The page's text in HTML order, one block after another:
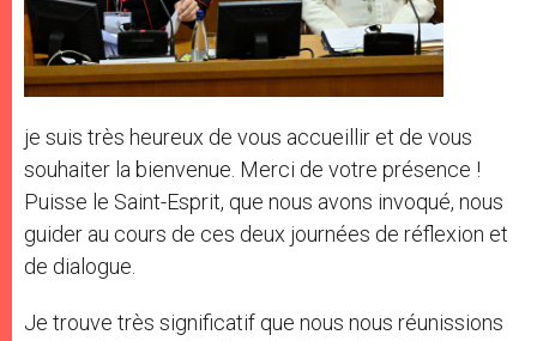
je suis très heureux de vous accueillir et de vous
souhaiter la bienvenue. Merci de votre présence !
Puisse le Saint-Esprit, que nous avons invoqué, nous
guider au cours de ces deux journées de réflexion et
de dialogue.
Je trouve très significatif que nous nous réunissions